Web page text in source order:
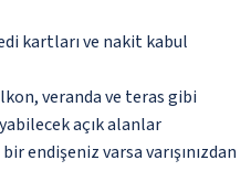
kartları ve nakit kabul
veranda ve teras gibi
açık alanlar
endişeniz varsa varışınızdan